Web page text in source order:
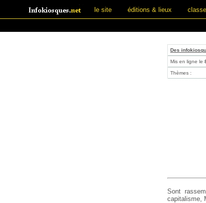
le site éditions & lieux
Des
Mis en ligne le
Thèmes :
Sont
capitalisme,